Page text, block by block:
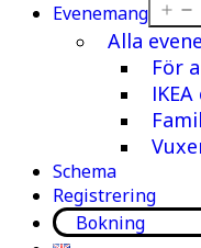
Evenemang
Alla
För
Schema
Registrering
Bokning